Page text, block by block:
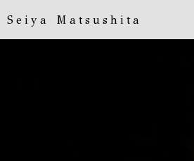
Seiya Matsushita